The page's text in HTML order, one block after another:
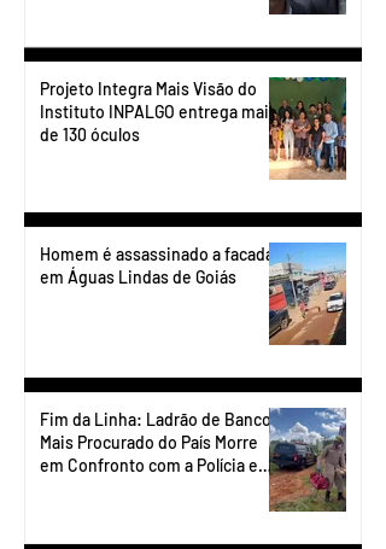
Projeto Integra Mais Visão do
Instituto INPALGO entrega mais
de 130 óculos
Homem é assassinado a facadas
em Águas Lindas de Goiás
Fim da Linha: Ladrão de Banco
Mais Procurado do País Morre
em Confronto com a Polícia em